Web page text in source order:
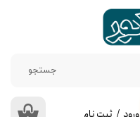
جستجو